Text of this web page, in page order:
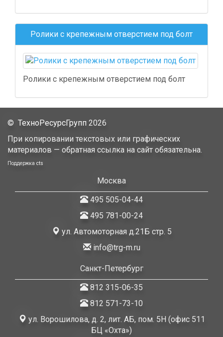
Ролики с крепежным отверстием под болт
Ролики с крепежным отверстием под болт
© ТехноРесурсГрупп 2026
При копировании текстовых или графических
материалов — обратная ссылка на сайт обязательна.
Поддержка cts
Москва
495 505-04-44
495 781-00-24
ул. Автомоторная д.21Б стр. 5
info@trg-m.ru
Санкт-Петербург
812 315-06-35
812 571-73-10
ул. Ворошилова, д. 2, лит. АБ, пом. 5Н (офис 511
БЦ «Охта»)